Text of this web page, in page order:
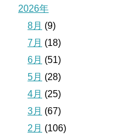
2026年
8月 (9)
7月 (18)
6月 (51)
5月 (28)
4月 (25)
3月 (67)
2月 (106)